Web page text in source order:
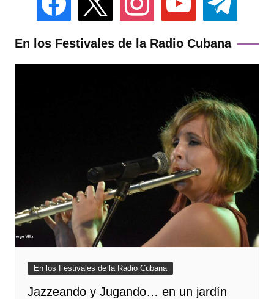
En los Festivales de la Radio Cubana
En los Festivales de la Radio Cubana
Jazzeando y Jugando… en un jardín